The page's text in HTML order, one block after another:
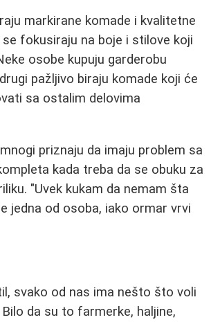
markirane komade i kvalitetne
fokusiraju na boje i stilove koji
osobe kupuju garderobu
pažljivo biraju komade koji će
sa ostalim delovima
priznaju da imaju problem sa
kada treba da se obuku za
"Uvek kukam da nemam šta
jedna od osoba, iako ormar vrvi
svako od nas ima nešto što voli
da su to farmerke, haljine,